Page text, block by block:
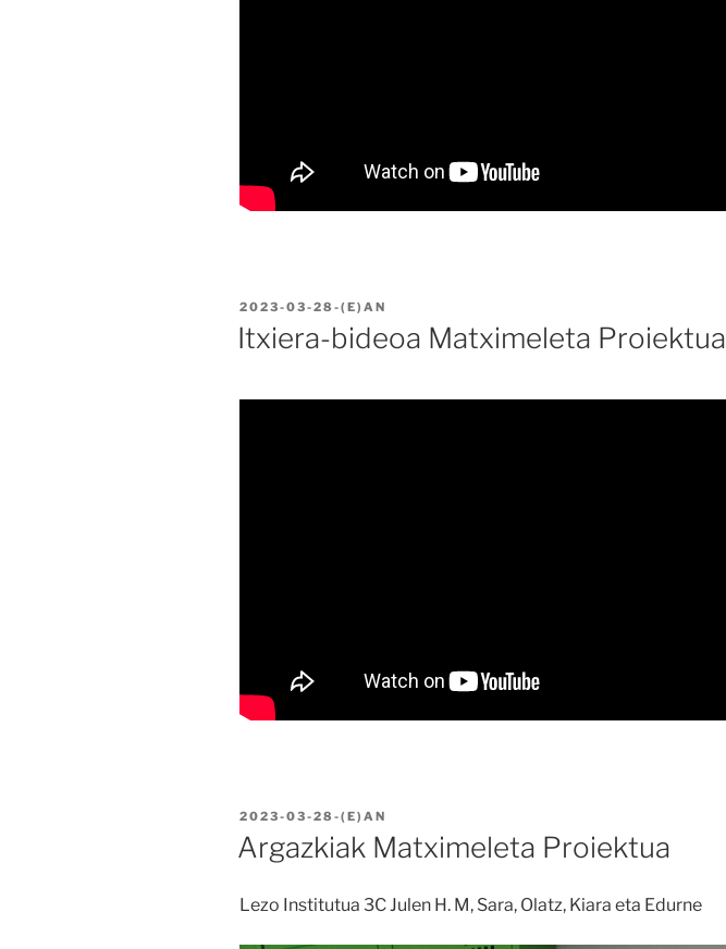
2023-03-28-(E)AN
Itxiera-bideoa Matximeleta Proiektua
2023-03-28-(E)AN
Argazkiak Matximeleta Proiektua
Lezo Institutua 3C Julen H. M, Sara, Olatz, Kiara eta Edurne